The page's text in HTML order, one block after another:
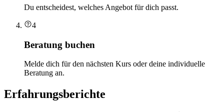
Du entscheidest, welches Angebot für dich passt.
4
Beratung buchen
Melde dich für den nächsten Kurs oder deine individuelle
Beratung an.
Erfahrungsberichte